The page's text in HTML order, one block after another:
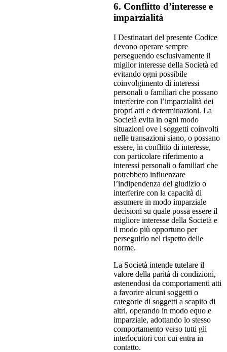
6. Conflitto d’interesse e
imparzialità
I Destinatari del presente Codice
devono operare sempre
perseguendo esclusivamente il
miglior interesse della Società ed
evitando ogni possibile
coinvolgimento di interessi
personali o familiari che possano
interferire con l’imparzialità dei
propri atti e determinazioni. La
Società evita in ogni modo
situazioni ove i soggetti coinvolti
nelle transazioni siano, o possano
essere, in conflitto di interesse,
con particolare riferimento a
interessi personali o familiari che
potrebbero influenzare
l’indipendenza del giudizio o
interferire con la capacità di
assumere in modo imparziale
decisioni su quale possa essere il
migliore interesse della Società e
il modo più opportuno per
perseguirlo nel rispetto delle
norme.
La Società intende tutelare il
valore della parità di condizioni,
astenendosi da comportamenti atti
a favorire alcuni soggetti o
categorie di soggetti a scapito di
altri, operando in modo equo e
imparziale, adottando lo stesso
comportamento verso tutti gli
interlocutori con cui entra in
contatto.